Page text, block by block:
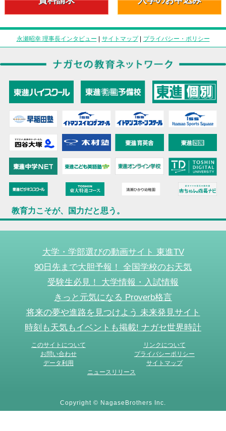
永瀬昭幸 理事長インタビュー | サイトマップ| プライバシー・ポリシー
教育力こそが、国力だと思う。
大学・学部選びの動画サイト 東進TV
90日先まで大胆予報！ 全国学校のお天気
受験生必見！ 大学情報・入試情報
きっと元気になる Proverb格言
将来の夢や進路を見つけよう 未来発見サイト
時刻も天気もイベントも掲載! ナガセ世界時計
このサイトについて
リンクについて
お問い合わせ
プライバシーポリシー
データ利用
サイトマップ
ニュースリリース
Copyright © NagaseBrothers Inc.